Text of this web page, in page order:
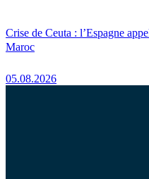
Crise de Ceuta : l’Espagne
Maroc
05.08.2026